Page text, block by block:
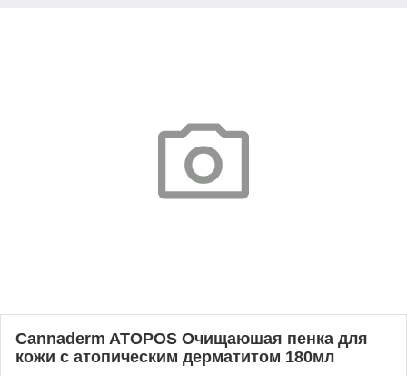
Cannaderm ATOPOS Очищаюшая пенка для
кожи с атопическим дерматитом 180мл